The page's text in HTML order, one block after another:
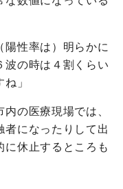
性率は）明らかに
波の時は４割くらい
」
の医療現場では、
者になったりして出
に休止するところも